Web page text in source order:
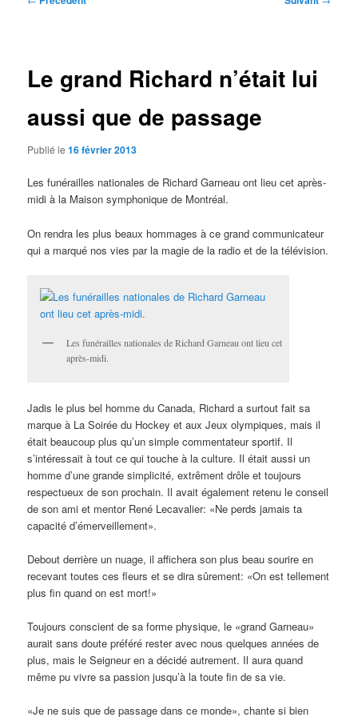
Le grand Richard n’était lui
aussi que de passage
Publié le16 février 2013
Les funérailles nationales de Richard Garneau ont lieu cet après-
midi à la Maison symphonique de Montréal.
On rendra les plus beaux hommages à ce grand communicateur
qui a marqué nos vies par la magie de la radio et de la télévision.
Les funérailles nationales de Richard Garneau ont lieu cet
après-midi.
Jadis le plus bel homme du Canada, Richard a surtout fait sa
marque à La Soirée du Hockey et aux Jeux olympiques, mais il
était beaucoup plus qu’un simple commentateur sportif. Il
s’intéressait à tout ce qui touche à la culture. Il était aussi un
homme d’une grande simplicité, extrêment drôle et toujours
respectueux de son prochain. Il avait également retenu le conseil
de son ami et mentor René Lecavalier: «Ne perds jamais ta
capacité d’émerveillement».
Debout derrière un nuage, il affichera son plus beau sourire en
recevant toutes ces fleurs et se dira sûrement: «On est tellement
plus fin quand on est mort!»
Toujours conscient de sa forme physique, le «grand Garneau»
aurait sans doute préféré rester avec nous quelques années de
plus, mais le Seigneur en a décidé autrement. Il aura quand
même pu vivre sa passion jusqu’à la toute fin de sa vie.
«Je ne suis que de passage dans ce monde», chante si bien